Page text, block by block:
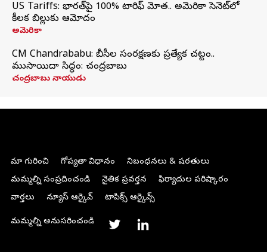
US Tariffs: భారత్‌పై 100% టారిఫ్‌ మోత.. అమెరికా సెనెట్‌లో
కీలక బిల్లుకు ఆమోదం
అమెరికా
CM Chandrababu: బీసీల సంరక్షణకు ప్రత్యేక చట్టం..
ముసాయిదా సిద్ధం: చంద్రబాబు
చంద్రబాబు నాయుడు
మా గురించి గోప్యతా విధానం
నిబంధనలు & షరతులు
మమ్మల్ని సంప్రదించండి
నైతిక ప్రవర్తన
ఫిర్యాదుల పరిష్కారం
వార్తలు
న్యూస్ ఆర్కైవ్ టాపిక్స్ ఆర్కైవ్స్
మమ్మల్ని అనుసరించండి